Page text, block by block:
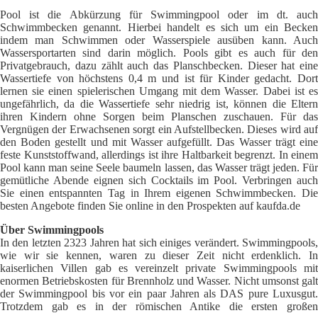
Pool ist die Abkürzung für Swimmingpool oder im dt. auch
Schwimmbecken genannt. Hierbei handelt es sich um ein Becken
indem man Schwimmen oder Wasserspiele ausüben kann. Auch
Wassersportarten sind darin möglich. Pools gibt es auch für den
Privatgebrauch, dazu zählt auch das Planschbecken. Dieser hat eine
Wassertiefe von höchstens 0,4 m und ist für Kinder gedacht. Dort
lernen sie einen spielerischen Umgang mit dem Wasser. Dabei ist es
ungefährlich, da die Wassertiefe sehr niedrig ist, können die Eltern
ihren Kindern ohne Sorgen beim Planschen zuschauen. Für das
Vergnügen der Erwachsenen sorgt ein Aufstellbecken. Dieses wird auf
den Boden gestellt und mit Wasser aufgefüllt. Das Wasser trägt eine
feste Kunststoffwand, allerdings ist ihre Haltbarkeit begrenzt. In einem
Pool kann man seine Seele baumeln lassen, das Wasser trägt jeden. Für
gemütliche Abende eignen sich Cocktails im Pool. Verbringen auch
Sie einen entspannten Tag in Ihrem eigenen Schwimmbecken. Die
besten Angebote finden Sie online in den Prospekten auf kaufda.de
Über Swimmingpools
In den letzten 2323 Jahren hat sich einiges verändert. Swimmingpools,
wie wir sie kennen, waren zu dieser Zeit nicht erdenklich. In
kaiserlichen Villen gab es vereinzelt private Swimmingpools mit
enormen Betriebskosten für Brennholz und Wasser. Nicht umsonst galt
der Swimmingpool bis vor ein paar Jahren als DAS pure Luxusgut.
Trotzdem gab es in der römischen Antike die ersten großen